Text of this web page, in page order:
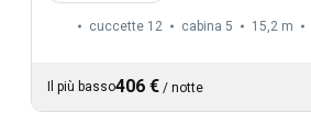
cuccette 12 cabina 5 15,2 m
Il più basso406 € / notte